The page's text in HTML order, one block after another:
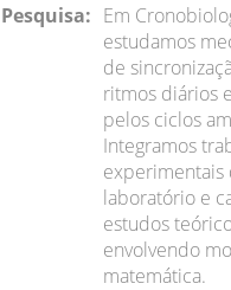
Em
estudamos
de
ritmos diários
pelos ciclos
Integramos
experimentais
laboratório e
estudos
envolvendo
matemática.